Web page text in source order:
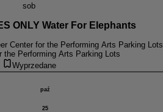
sob
PARKING PASSES ONLY Water For Elephants
Center for the Performing Arts Parking Lots
the Performing Arts Parking Lots
Wyprzedane
paź
25